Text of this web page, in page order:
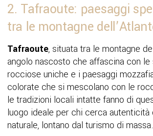
2. Tafraoute: paesaggi
tra le montagne
Tafraoute, situata tra le montagne
angolo nascosto che affascina con
rocciose uniche e i paesaggi
colorate che si mescolano con le
le tradizioni locali intatte fanno di
luogo ideale per chi cerca autenticità
naturale, lontano dal turismo di massa.